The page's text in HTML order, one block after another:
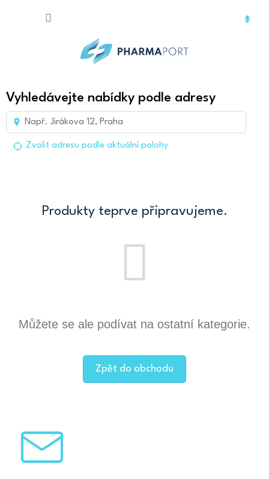
Produkty teprve připravujeme.
Můžete se ale podívat na ostatní kategorie.
Zpět do obchodu
Vyhledávejte nabídky podle adresy
Zvolit adresu podle aktuální polohy